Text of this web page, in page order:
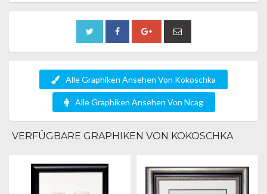
Alle Graphiken Ansehen Von Kokoschka
Alle Graphiken Ansehen Von Ncag
VERFÜGBARE GRAPHIKEN VON KOKOSCHKA